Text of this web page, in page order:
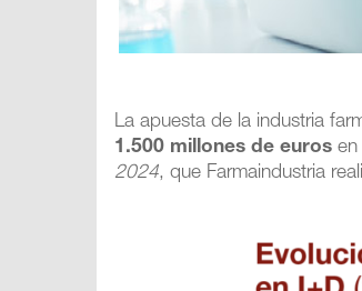
La apuesta de la industria
1.500 millones de euros en
2024, que Farmaindustria